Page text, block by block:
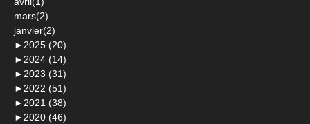
mars(2)
janvier(2)
► 2025 (20)
► 2024 (14)
► 2023 (31)
► 2022 (51)
► 2021 (38)
► 2020 (46)